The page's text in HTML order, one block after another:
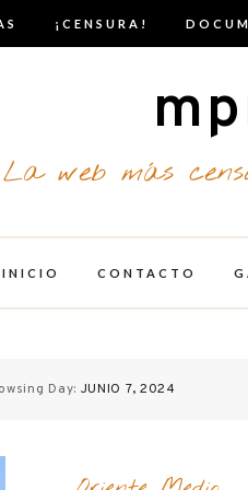
¡CENSURA!
La web más
INICIO CONTACTO
Day: JUNIO 7, 2024